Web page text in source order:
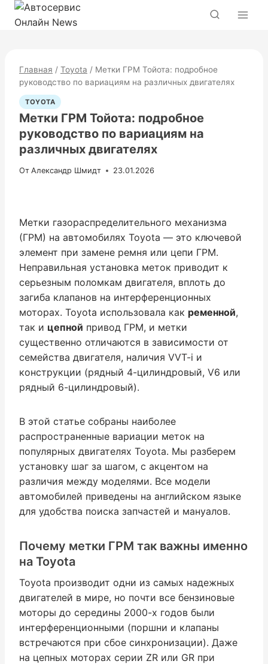
Перейти
Главная / Toyota / Метки ГРМ Тойота: подробное
руководство по вариациям на различных двигателях
TOYOTA
Метки ГРМ Тойота: подробное
руководство по вариациям на
различных двигателях
От Александр Шмидт 23.01.2026
Метки газораспределительного механизма
(ГРМ) на автомобилях Toyota — это ключевой
элемент при замене ремня или цепи ГРМ.
Неправильная установка меток приводит к
серьезным поломкам двигателя, вплоть до
загиба клапанов на интерференционных
моторах. Toyota использовала как ременной,
так и цепной привод ГРМ, и метки
существенно отличаются в зависимости от
семейства двигателя, наличия VVT-i и
конструкции (рядный 4-цилиндровый, V6 или
рядный 6-цилиндровый).
В этой статье собраны наиболее
распространенные вариации меток на
популярных двигателях Toyota. Мы разберем
установку шаг за шагом, с акцентом на
различия между моделями. Все модели
автомобилей приведены на английском языке
для удобства поиска запчастей и мануалов.
Почему метки ГРМ так важны именно
на Toyota
Toyota производит одни из самых надежных
двигателей в мире, но почти все бензиновые
моторы до середины 2000-х годов были
интерференционными (поршни и клапаны
встречаются при сбое синхронизации). Даже
на цепных моторах серии ZR или GR при